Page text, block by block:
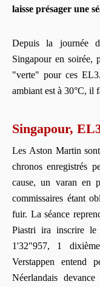
laisse présager une
Depuis la journée
Singapour en soirée,
"verte" pour ces
ambiant est à 30°C, il
Singapour,
Les Aston Martin
chronos enregistrés
cause, un varan en
commissaires étant
fuir. La séance
Piastri ira inscrire
1'32"957, 1
Verstappen entend
Néerlandais